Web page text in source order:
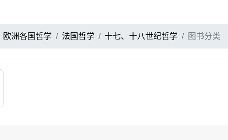
欧洲各国哲学 法国哲学 十七、十八世纪哲学 图书分类